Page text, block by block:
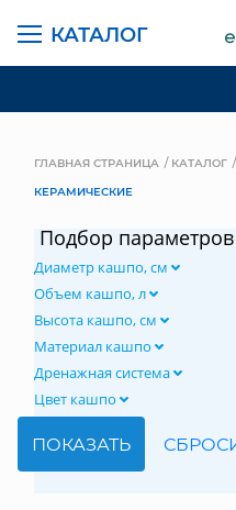
КАТАЛОГ
ГЛАВНАЯ СТРАНИЦА КАТАЛОГ
КЕРАМИЧЕСКИЕ
Подбор параметров
Диаметр кашпо, см
Объем кашпо, л
Высота кашпо, см
Материал кашпо
Дренажная система
Цвет кашпо